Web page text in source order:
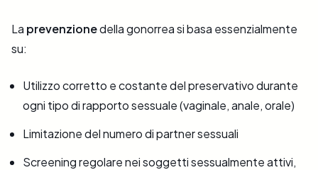
La prevenzionedella gonorrea si basa essenzialmente
su:
Utilizzo corretto e costante del preservativo durante
ogni tipo di rapporto sessuale (vaginale, anale, orale)
Limitazione del numero di partner sessuali
Screening regolare nei soggetti sessualmente attivi,